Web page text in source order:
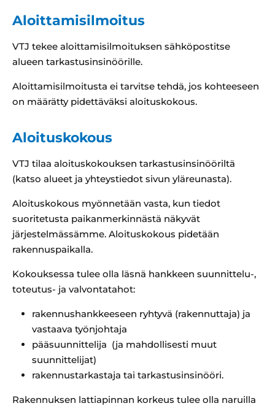
Aloittamisilmoitus
VTJ tekee aloittamisilmoituksen sähköpostitse
alueen tarkastusinsinöörille.
Aloittamisilmoitusta ei tarvitse tehdä, jos kohteeseen
on määrätty pidettäväksi aloituskokous.
Aloituskokous
VTJ tilaa aloituskokouksen tarkastusinsinööriltä
(katso alueet ja yhteystiedot sivun yläreunasta).
Aloituskokous myönnetään vasta, kun tiedot
suoritetusta paikanmerkinnästä näkyvät
järjestelmässämme. Aloituskokous pidetään
rakennuspaikalla.
Kokouksessa tulee olla läsnä hankkeen suunnittelu-,
toteutus- ja valvontatahot:
rakennushankkeeseen ryhtyvä (rakennuttaja) ja
vastaava työnjohtaja
pääsuunnittelija (ja mahdollisesti muut
suunnittelijat)
rakennustarkastaja tai tarkastusinsinööri.
Rakennuksen lattiapinnan korkeus tulee olla naruilla